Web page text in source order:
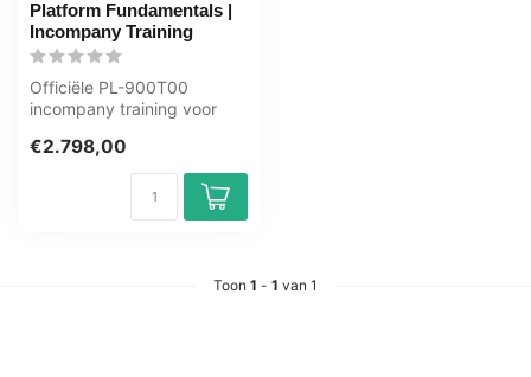
Platform Fundamentals |
Incompany Training
Officiële PL-900T00
incompany training voor
dag, vol...
€2.798,00
Toon 1 - 1 van 1